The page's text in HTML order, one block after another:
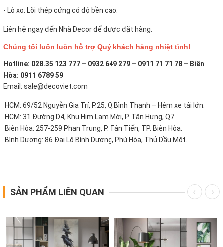
- Lò xo: Lõi thép cứng có độ bền cao.
Liên hệ ngay đến Nhà Decor để được đặt hàng.
Chúng tôi luôn luôn hỗ trợ Quý khách hàng nhiệt tình!
Hotline: 028.35 123 777 – 0932 649 279 – 0911 71 71 78 – Biên
Hòa: 0911 6789 59
Email: sale@decoviet.com
HCM: 69/52 Nguyễn Gia Trí, P.25, Q.Bình Thạnh – Hẻm xe tải lớn.
HCM: 31 Đường D4, Khu Him Lam Mới, P. Tân Hưng, Q7.
Biên Hòa: 257-259 Phan Trung, P. Tân Tiến, TP. Biên Hòa.
Bình Dương: 86 Đại Lộ Bình Dương, Phú Hòa, Thủ Dầu Một.
SẢN PHẨM LIÊN QUAN